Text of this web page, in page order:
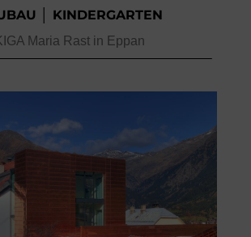
│ KINDERGARTEN
Maria Rast in Eppan